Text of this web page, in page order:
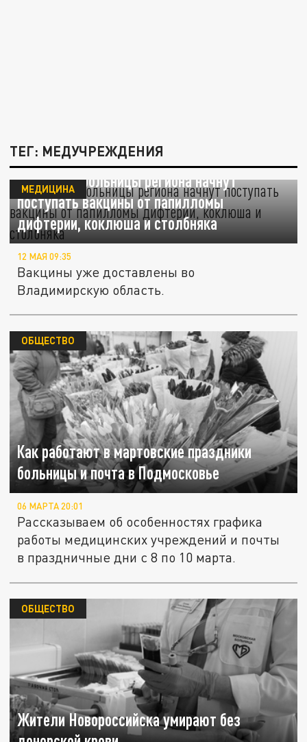
ТЕГ: МЕДУЧРЕЖДЕНИЯ
С 13 мая в больницы региона начнут
поступать вакцины от папилломы
дифтерии, коклюша и столбняка
МЕДИЦИНА
12 МАЯ 09:35
Вакцины уже доставлены во
Владимирскую область.
Как работают в мартовские праздники
больницы и почта в Подмосковье
ОБЩЕСТВО
06 МАРТА 20:01
Рассказываем об особенностях графика
работы медицинских учреждений и почты
в праздничные дни с 8 по 10 марта.
Жители Новороссийска умирают без
ОБЩЕСТВО